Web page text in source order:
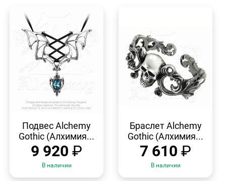
ПРОСМОТР
Подвес Alchemy
Gothic (Алхимия...
9 920 ₽
В наличии
ПРОСМОТР
Браслет Alchemy
Gothic (Алхимия...
7 610 ₽
В наличии